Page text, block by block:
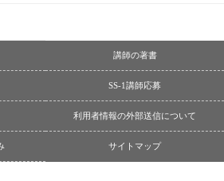
講師の著書
SS-1講師応募
利用者情報の外部送信について
サイトマップ